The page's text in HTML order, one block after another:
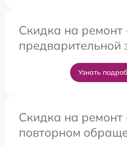
Скидка на ремонт
предварительной
Узнать
Скидка на ремонт
повторном